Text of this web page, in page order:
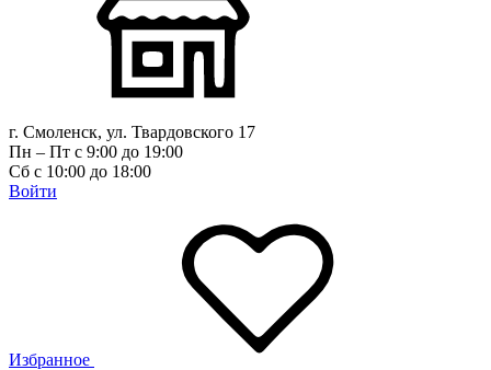
г. Смоленск, ул. Твардовского 17
Пн – Пт с 9:00 до 19:00
Сб с 10:00 до 18:00
Войти
Избранное